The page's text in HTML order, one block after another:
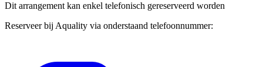
Dit arrangement kan enkel telefonisch gereserveerd worden
Reserveer bij Aquality via onderstaand telefoonnummer: